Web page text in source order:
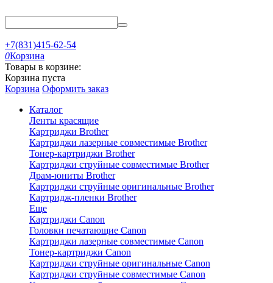
+7(831)415-62-54
0Корзина
Товары в корзине:
Корзина пуста
Корзина Оформить заказ
Каталог
Ленты красящие
Картриджи Brother
Картриджи лазерные совместимые Brother
Тонер-картриджи Brother
Картриджи струйные совместимые Brother
Драм-юниты Brother
Картриджи струйные оригинальные Brother
Картридж-пленки Brother
Еще
Картриджи Canon
Головки печатающие Canon
Картриджи лазерные совместимые Canon
Тонер-картриджи Canon
Картриджи струйные оригинальные Canon
Картриджи струйные совместимые Canon